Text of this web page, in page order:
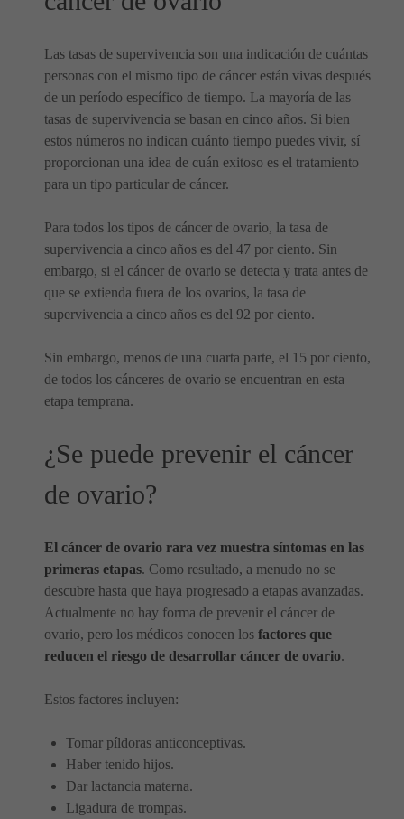
Las tasas de supervivencia son una indicación de cuántas
personas con el mismo tipo de cáncer están vivas después
de un período específico de tiempo. La mayoría de las
tasas de supervivencia se basan en cinco años. Si bien
estos números no indican cuánto tiempo puedes vivir, sí
proporcionan una idea de cuán exitoso es el tratamiento
para un tipo particular de cáncer.
Para todos los tipos de cáncer de ovario, la tasa de
supervivencia a cinco años es del 47 por ciento. Sin
embargo, si el cáncer de ovario se detecta y trata antes de
que se extienda fuera de los ovarios, la tasa de
supervivencia a cinco años es del 92 por ciento.
Sin embargo, menos de una cuarta parte, el 15 por ciento,
de todos los cánceres de ovario se encuentran en esta
etapa temprana.
¿Se puede prevenir el cáncer
de ovario?
El cáncer de ovario rara vez muestra síntomas en las
primeras etapas. Como resultado, a menudo no se
descubre hasta que haya progresado a etapas avanzadas.
Actualmente no hay forma de prevenir el cáncer de
ovario, pero los médicos conocen los factores que
reducen el riesgo de desarrollar cáncer de ovario.
Estos factores incluyen:
Tomar píldoras anticonceptivas.
Haber tenido hijos.
Dar lactancia materna.
Ligadura de trompas.